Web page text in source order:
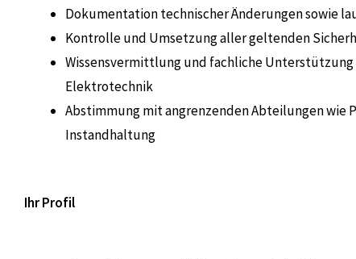
Dokumentation technischer Änderungen sowie
Kontrolle und Umsetzung aller geltenden
Wissensvermittlung und fachliche
Elektrotechnik
Abstimmung mit angrenzenden Abteilungen wie
Instandhaltung
Ihr Profil